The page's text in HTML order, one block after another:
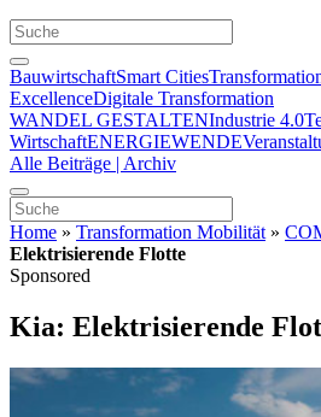
BauwirtschaftSmart Cities
ExcellenceDigitale Transformation
WANDEL GESTALTENIndustrie 4.0
WirtschaftENERGIEWENDE
Alle Beiträge | Archiv
Home » Transformation Mobilität »
Elektrisierende Flotte
Sponsored
Kia: Elektrisierende